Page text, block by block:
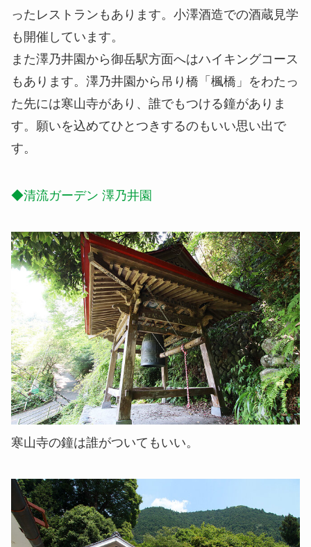
ったレストランもあります。小澤酒造での酒蔵見学
も開催しています。
また澤乃井園から御岳駅方面へはハイキングコース
もあります。澤乃井園から吊り橋「楓橋」をわたっ
た先には寒山寺があり、誰でもつける鐘がありま
す。願いを込めてひとつきするのもいい思い出で
す。
◆清流ガーデン 澤乃井園
寒山寺の鐘は誰がついてもいい。